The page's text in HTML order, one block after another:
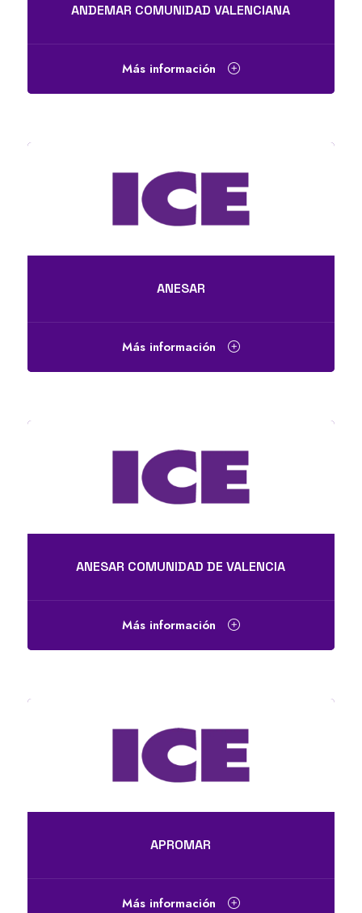
ANDEMAR COMUNIDAD VALENCIANA
Más información
ANESAR
Más información
ANESAR COMUNIDAD DE VALENCIA
Más información
APROMAR
Más información